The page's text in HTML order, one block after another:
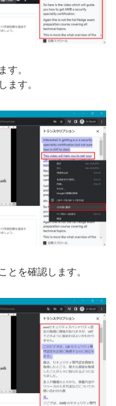
す。
ます。
とを確認します。